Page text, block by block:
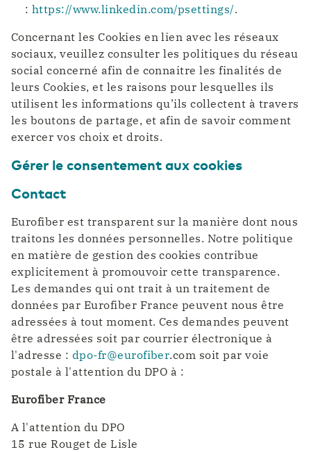
: https://www.linkedin.com/psettings/.
Concernant les Cookies en lien avec les réseaux
sociaux, veuillez consulter les politiques du réseau
social concerné afin de connaitre les finalités de
leurs Cookies, et les raisons pour lesquelles ils
utilisent les informations qu’ils collectent à travers
les boutons de partage, et afin de savoir comment
exercer vos choix et droits.
Gérer le consentement aux cookies
Contact
Eurofiber est transparent sur la manière dont nous
traitons les données personnelles. Notre politique
en matière de gestion des cookies contribue
explicitement à promouvoir cette transparence.
Les demandes qui ont trait à un traitement de
données par Eurofiber France peuvent nous être
adressées à tout moment. Ces demandes peuvent
être adressées soit par courrier électronique à
l'adresse : dpo-fr@eurofiber.com soit par voie
postale à l'attention du DPO à :
Eurofiber France
A l'attention du DPO
15 rue Rouget de Lisle